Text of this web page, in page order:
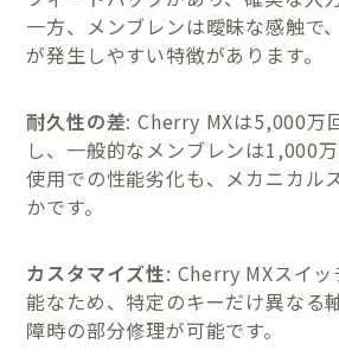
一方、メンブレンは曖昧な感触で
が発生しやすい特徴があります。
耐久性の差: Cherry MXは5,000万
し、一般的なメンブレンは1,000
使用での性能劣化も、メカニカル
かです。
カスタマイズ性: Cherry MXスイ
能なため、特定のキーだけ異なる
障時の部分修理が可能です。